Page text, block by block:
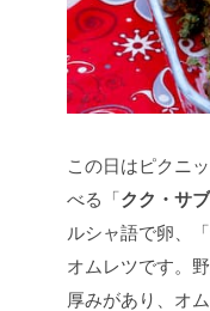
この日はピクニ
べる「クク・サ
ルシャ語で卵、
オムレツです。
厚みがあり、オ